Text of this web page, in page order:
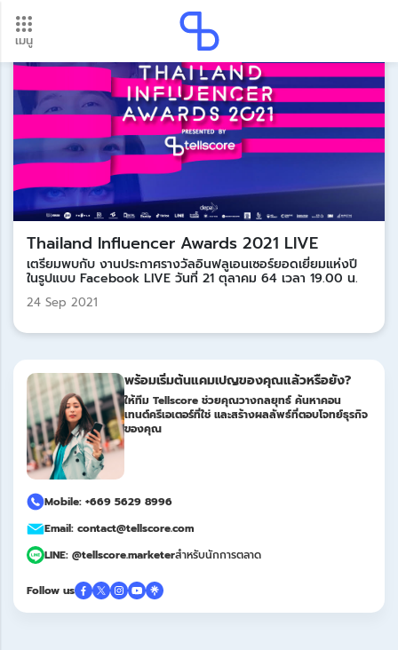
เมนู
อัปเดตใหม่ ต้องดู! รอบโอนเงินปี 2569 เช็กวันเงินเข้าได้ที่นี่
Update
Thailand Influencer Awards 2021 LIVE
เตรียมพบกับ งานประกาศรางวัลอินฟลูเอนเซอร์ยอดเยี่ยมแห่งปี
ในรูปแบบ Facebook LIVE วันที่ 21 ตุลาคม 64 เวลา 19.00 น.
24 Sep 2021
พร้อมเริ่มต้นแคมเปญของคุณแล้วหรือยัง?
ให้ทีม Tellscore ช่วยคุณวางกลยุทธ์ ค้นหาคอน
เทนต์ครีเอเตอร์ที่ใช่ และสร้างผลลัพธ์ที่ตอบโจทย์ธุรกิจ
ของคุณ
Mobile: +669 5629 8996
Email: contact@tellscore.com
LINE: @tellscore.marketerสำหรับนักการตลาด
Follow us